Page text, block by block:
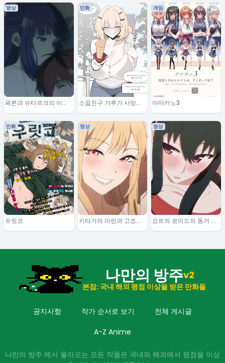
영상
페른과 슈타르크의 이야
기
만화
소꿉친구 갸루가 사망하
기까지
게임
아마카노3
만화
우릿코
영상
키타가와 마린과 고죠의
일상
영상
요르와 로이드의 동거 이
야기 2
나만의 방주v2
본점: 국내 해외 평점 이상을 받은 만화들
공지사항 작가 순서로 보기 전체 게시글
A-Z Anime
나만의 방주 에서 올라오는 모든 작품은 국내와 해외에서 평점을 이상